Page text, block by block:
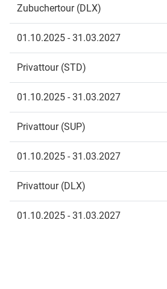
Zubuchertour (DLX)
01.10.2025 - 31.03.2027
Privattour (STD)
01.10.2025 - 31.03.2027
Privattour (SUP)
01.10.2025 - 31.03.2027
Privattour (DLX)
01.10.2025 - 31.03.2027